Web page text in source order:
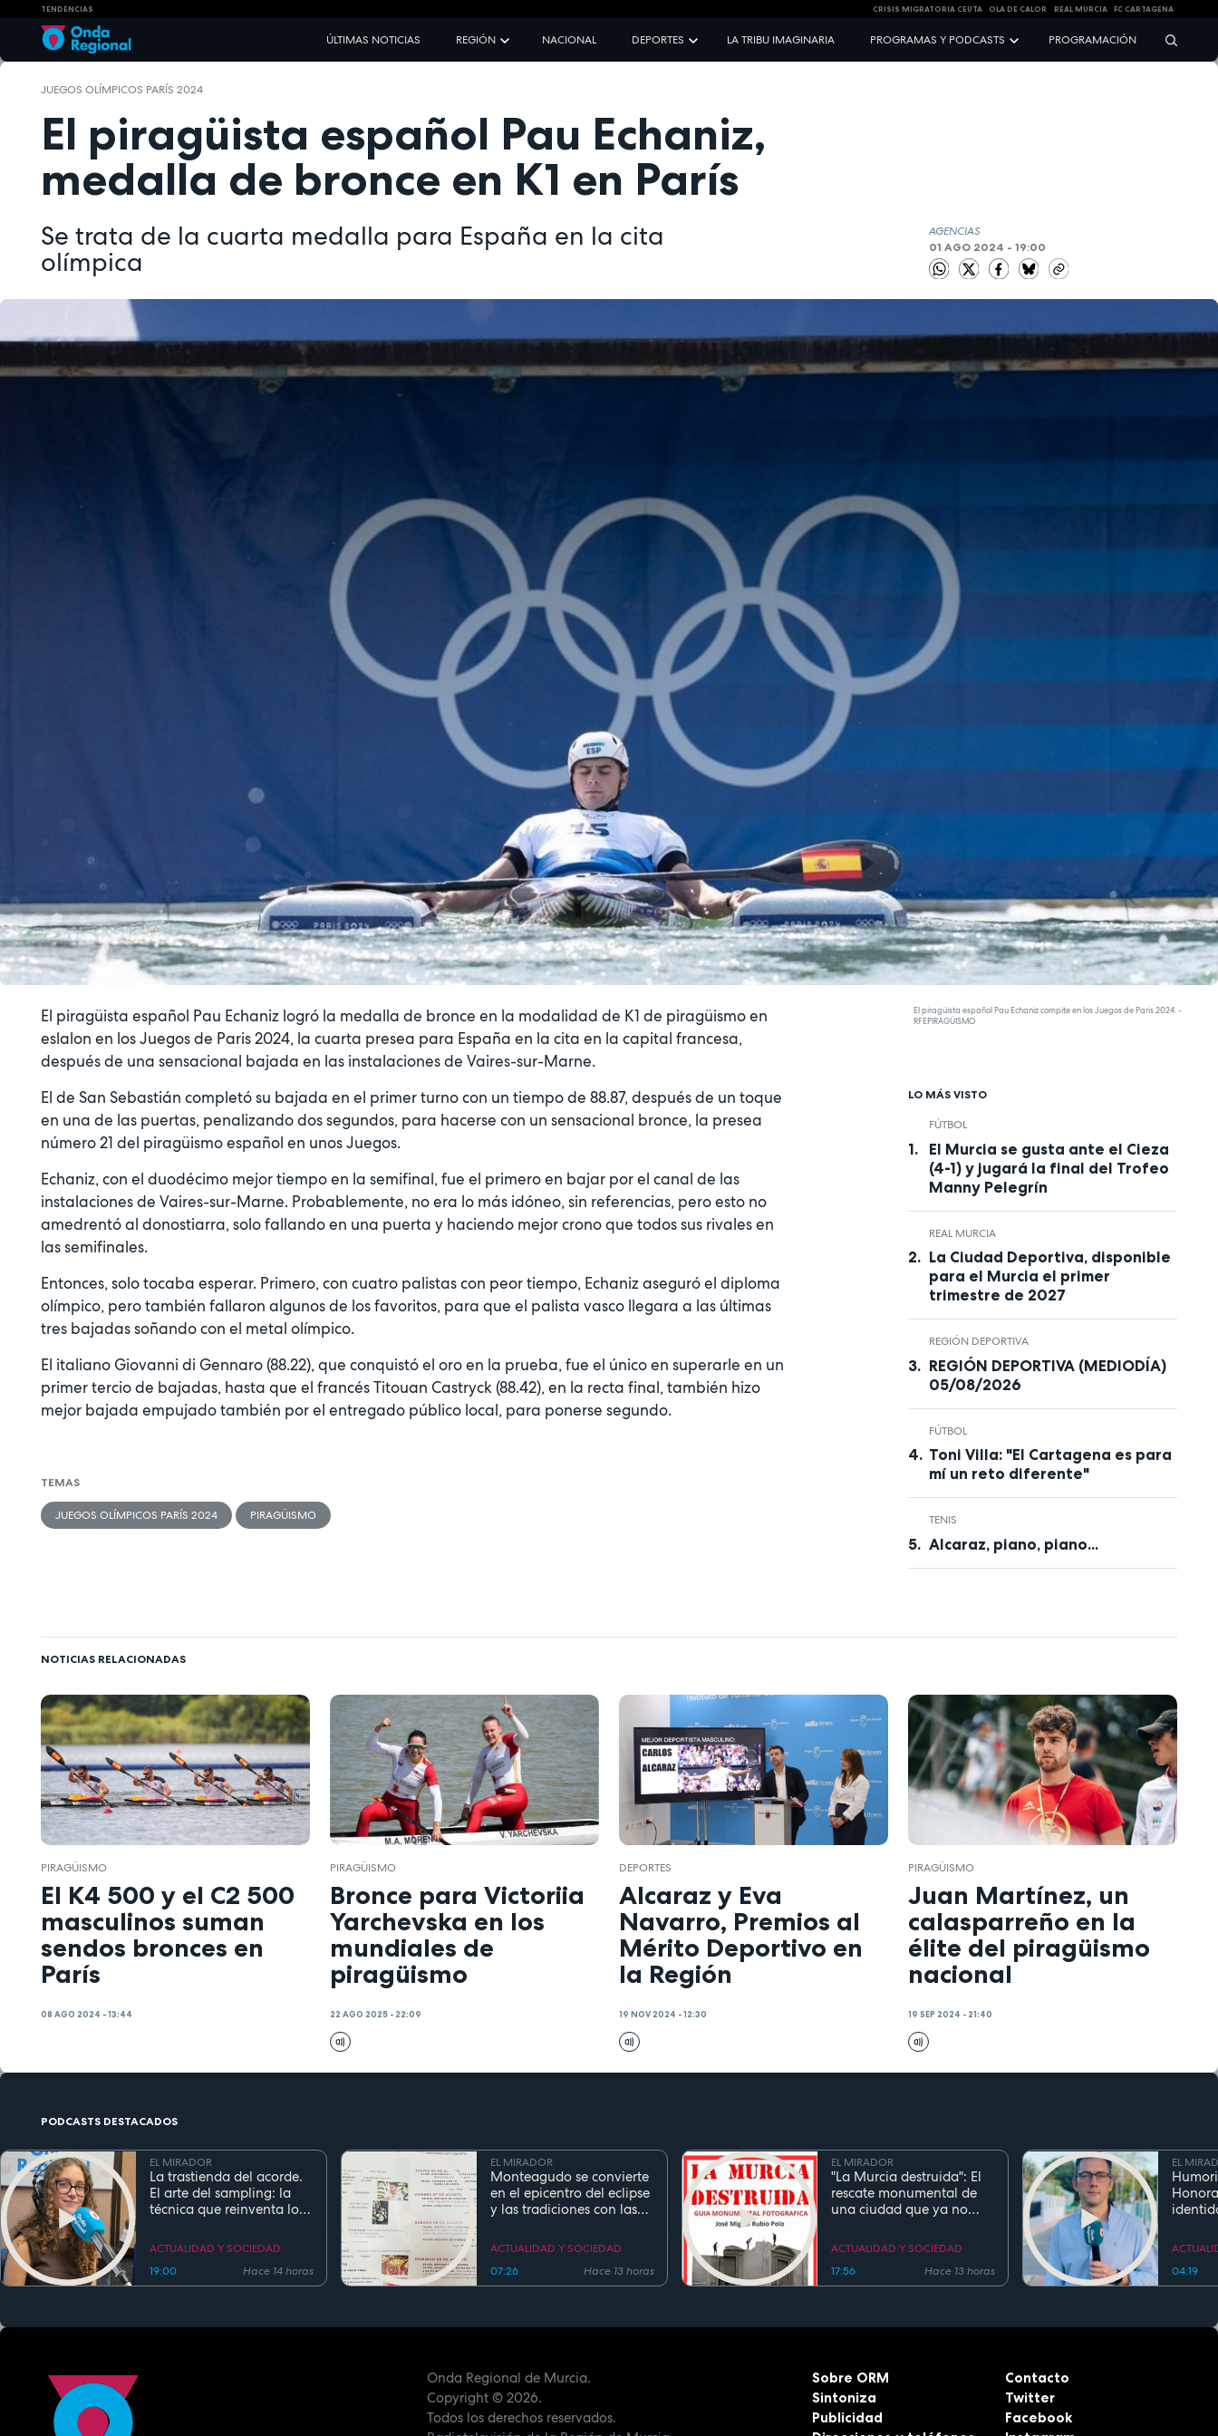
TENDENCIAS CRISIS MIGRATORIA CEUTA OLA DE CALOR REAL MURCIA FC CARTAGENA
ÚLTIMAS NOTICIAS REGIÓN NACIONAL DEPORTES LA TRIBU IMAGINARIA PROGRAMAS Y PODCASTS PROGRAMACIÓN
JUEGOS OLÍMPICOS PARÍS 2024
El piragüista español Pau Echaniz,
medalla de bronce en K1 en París
Se trata de la cuarta medalla para España en la cita
olímpica
AGENCIAS
01 AGO 2024 - 19:00
El piragüista español Pau Echaniz compite en los Juegos de Paris 2024. -
RFEPIRAGÜISMO
El piragüista español Pau Echaniz logró la medalla de bronce en la modalidad de K1 de piragüismo en
eslalon en los Juegos de Paris 2024, la cuarta presea para España en la cita en la capital francesa,
después de una sensacional bajada en las instalaciones de Vaires-sur-Marne.
El de San Sebastián completó su bajada en el primer turno con un tiempo de 88.87, después de un toque
en una de las puertas, penalizando dos segundos, para hacerse con un sensacional bronce, la presea
número 21 del piragüismo español en unos Juegos.
Echaniz, con el duodécimo mejor tiempo en la semifinal, fue el primero en bajar por el canal de las
instalaciones de Vaires-sur-Marne. Probablemente, no era lo más idóneo, sin referencias, pero esto no
amedrentó al donostiarra, solo fallando en una puerta y haciendo mejor crono que todos sus rivales en
las semifinales.
Entonces, solo tocaba esperar. Primero, con cuatro palistas con peor tiempo, Echaniz aseguró el diploma
olímpico, pero también fallaron algunos de los favoritos, para que el palista vasco llegara a las últimas
tres bajadas soñando con el metal olímpico.
El italiano Giovanni di Gennaro (88.22), que conquistó el oro en la prueba, fue el único en superarle en un
primer tercio de bajadas, hasta que el francés Titouan Castryck (88.42), en la recta final, también hizo
mejor bajada empujado también por el entregado público local, para ponerse segundo.
TEMAS
JUEGOS OLÍMPICOS PARÍS 2024 PIRAGÜISMO
LO MÁS VISTO
FÚTBOL
El Murcia se gusta ante el Cieza
(4-1) y jugará la final del Trofeo
Manny Pelegrín
REAL MURCIA
La Ciudad Deportiva, disponible
para el Murcia el primer
trimestre de 2027
REGIÓN DEPORTIVA
REGIÓN DEPORTIVA (MEDIODÍA)
05/08/2026
FÚTBOL
Toni Villa: "El Cartagena es para
mí un reto diferente"
TENIS
Alcaraz, piano, piano...
NOTICIAS RELACIONADAS
PIRAGÜISMO
El K4 500 y el C2 500
masculinos suman
sendos bronces en
París
08 AGO 2024 - 13:44
PIRAGÜISMO
Bronce para Victoriia
Yarchevska en los
mundiales de
piragüismo
22 AGO 2025 - 22:09
DEPORTES
Alcaraz y Eva
Navarro, Premios al
Mérito Deportivo en
la Región
19 NOV 2024 - 12:30
PIRAGÜISMO
Juan Martínez, un
calasparreño en la
élite del piragüismo
nacional
19 SEP 2024 - 21:40
PODCASTS DESTACADOS
EL MIRADOR
La trastienda del acorde.
El arte del sampling: la
técnica que reinventa los
actual
ACTUALIDAD Y SOCIEDAD
19:00
Hace 14 horas
EL MIRADOR
Monteagudo se convierte
en el epicentro del eclipse
y las tradiciones con las
ACTUALIDAD Y SOCIEDAD
07:26
Hace 13 horas
EL MIRADOR
"La Murcia destruida": El
rescate monumental de
una ciudad que ya no
ACTUALIDAD Y SOCIEDAD
17:56
Hace 13 horas
EL
Cierva
04:19
Onda Regional de Murcia.
Copyright© 2026.
Todos los derechos reservados.
Sobre ORM
Sintoniza
Publicidad
Contacto
Twitter
Facebook